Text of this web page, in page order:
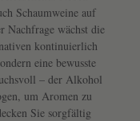
Schaumweine auf
Nachfrage wächst die
kontinuierlich
eine bewusste
– der Alkohol
um Aromen zu
Sie sorgfältig